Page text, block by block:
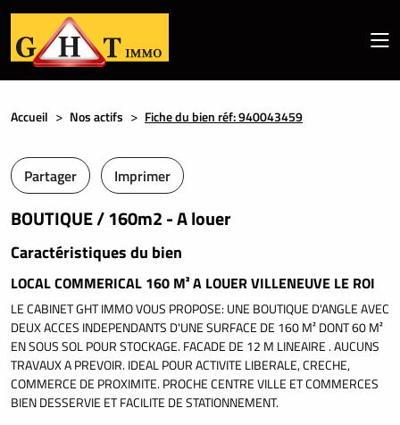
Accueil Nos actifs Fiche du bien réf: 940043459
BOUTIQUE / 160m2 - A louer
Caractéristiques du bien
Partager Imprimer
LOCAL COMMERICAL 160 M² A LOUER VILLENEUVE LE ROI
LE CABINET GHT IMMO VOUS PROPOSE: UNE BOUTIQUE D'ANGLE AVEC
DEUX ACCES INDEPENDANTS D'UNE SURFACE DE 160 M² DONT 60 M²
EN SOUS SOL POUR STOCKAGE. FACADE DE 12 M LINEAIRE . AUCUNS
TRAVAUX A PREVOIR. IDEAL POUR ACTIVITE LIBERALE, CRECHE,
COMMERCE DE PROXIMITE. PROCHE CENTRE VILLE ET COMMERCES
BIEN DESSERVIE ET FACILITE DE STATIONNEMENT.